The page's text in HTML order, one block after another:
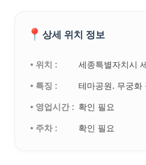
📍 상세 위치 정보
• 위치 : 세종특별자치시
• 특징 :
테마공원. 무궁화
• 영업시간 : 확인 필요
• 주차 :
확인 필요